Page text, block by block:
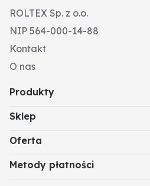
ROLTEX Sp. z o.o.
NIP 564-000-14-88
Kontakt
O nas
Produkty
Sklep
Oferta
Metody płatności